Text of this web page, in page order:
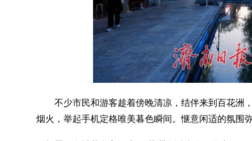
不少市民和游客趁着傍晚清凉，结伴来到百花洲
烟火，举起手机定格唯美暮色瞬间。惬意闲适的氛围